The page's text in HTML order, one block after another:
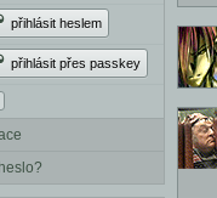
přihlásit heslem
přihlásit přes passkey